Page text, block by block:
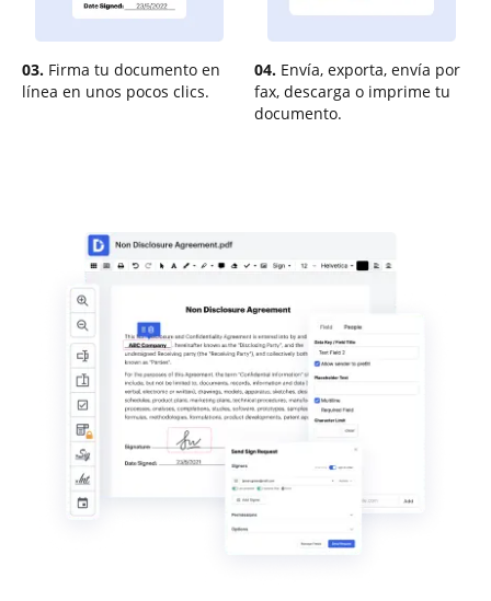
03. Firma tu documento en
línea en unos pocos clics.
04. Envía, exporta, envía por
fax, descarga o imprime tu
documento.